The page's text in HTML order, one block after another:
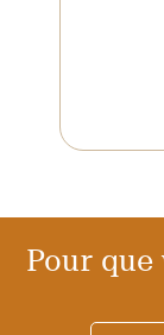
Pour